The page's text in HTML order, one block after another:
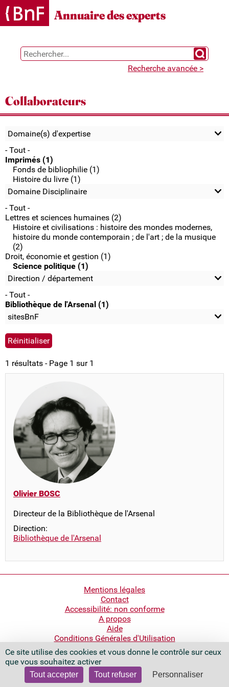
Gestion des cookies
Ce site utilise des cookies et vous donne le contrôle sur ceux
que vous souhaitez activer
Tout accepter Tout refuser Personnaliser
Annuaire des experts
Chercher
Recherche avancée >
Collaborateurs
Domaine(s) d'expertise
- Tout -
Imprimés (1)
Fonds de bibliophilie (1)
Histoire du livre (1)
Domaine Disciplinaire
- Tout -
Lettres et sciences humaines (2)
Histoire et civilisations : histoire des mondes modernes,
histoire du monde contemporain ; de l'art ; de la musique
(2)
Droit, économie et gestion (1)
Science politique (1)
Direction / département
- Tout -
Bibliothèque de l'Arsenal (1)
sitesBnF
1 résultats - Page 1 sur 1
Olivier BOSC
Directeur de la Bibliothèque de l'Arsenal
Direction:
Bibliothèque de l'Arsenal
Mentions légales
Contact
Accessibilité: non conforme
A propos
Aide
Conditions Générales d'Utilisation
Bibliothèque nationale de France
Quai François Mauriac
75706 Paris Cedex 13 - France